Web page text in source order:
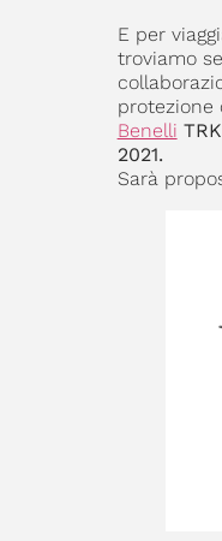
E per
troviamo
protezione
Benelli
2021.
Sarà